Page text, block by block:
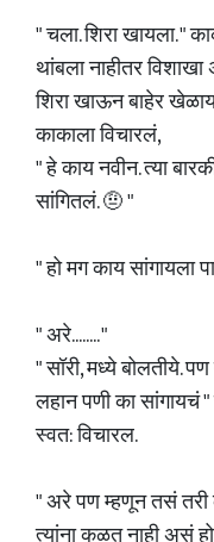
" चला. शिरा खायला. "
थांबला नाहीतर
शिरा खाऊन बाहेर
काकाला विचारलं,
" हे काय नवीन. त्या
सांगितलं. 🤨 "
" हो मग काय सांगायला
" अरे........ "
" सॉरी, मध्ये बोलतीये.
लहान पणी का सांगायचं
स्वत: विचारल.
" अरे पण म्हणून तसं तरी